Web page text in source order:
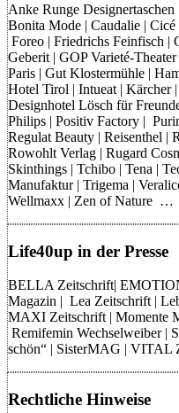
Anke Runge
Bonita Mode | Caudalie |
Foreo | Friedrichs Feinfisch |
Geberit | GOP Varieté-
Paris | Gut Klostermühle |
Hotel Tirol | Intueat | Kärcher
Designhotel Lösch für
Philips | Positiv Factory |
Regulat Beauty | Reisenthel |
Rowohlt Verlag | Rugard
Skinthings | Tchibo | Tena |
Manufaktur | Trigema |
Wellmaxx | Zen of Nature …
Life40up in der Presse
BELLA Zeitschrift|
Magazin | Lea Zeitschrift |
MAXI Zeitschrift | Momente
Remifemin Wechselweiber |
schön“ | SisterMAG |
Rechtliche Hinweise